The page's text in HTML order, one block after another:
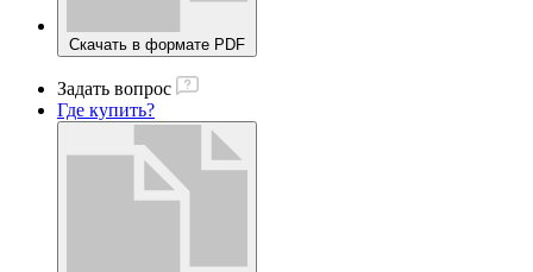
Скачать в формате PDF
Задать вопрос
Где купить?